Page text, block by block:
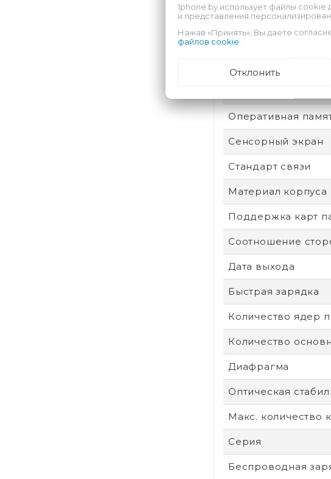
Аккумулятор
Безопасность
Оперативная
Сенсорный экран
Стандарт связи
Материал корпуса
Поддержка карт
Соотношение
Дата выхода
Быстрая зарядка
Количество ядер
Количество
Диафрагма
Оптическая
Макс. количество
Серия
Беспроводная
1phone.by использует файлы cookie
и представления
Нажав «Принять», Вы даете
файлов cookie
Отклонить